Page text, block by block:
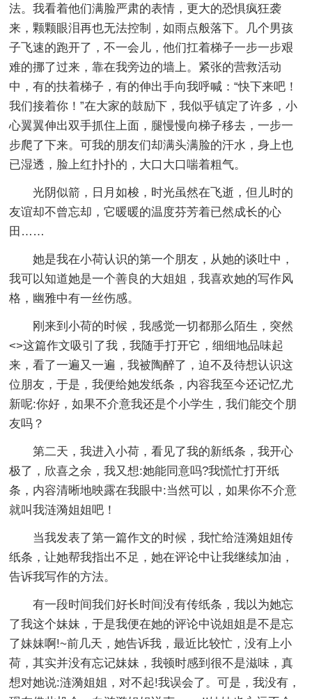
法。我看着他们满脸严肃的表情，更大的恐惧疯狂袭
来，颗颗眼泪再也无法控制，如雨点般落下。几个男孩
子飞速的跑开了，不一会儿，他们扛着梯子一步一步艰
难的挪了过来，靠在我旁边的墙上。紧张的营救活动
中，有的扶着梯子，有的伸出手向我呼喊：“快下来吧！
我们接着你！”在大家的鼓励下，我似乎镇定了许多，小
心翼翼伸出双手抓住上面，腿慢慢向梯子移去，一步一
步爬了下来。可我的朋友们却满头满脸的汗水，身上也
已湿透，脸上红扑扑的，大口大口喘着粗气。
光阴似箭，日月如梭，时光虽然在飞逝，但儿时的
友谊却不曾忘却，它暖暖的温度芬芳着已然成长的心
田……
她是我在小荷认识的第一个朋友，从她的谈吐中，
我可以知道她是一个善良的大姐姐，我喜欢她的写作风
格，幽雅中有一丝伤感。
刚来到小荷的时候，我感觉一切都那么陌生，突然
<>这篇作文吸引了我，我随手打开它，细细地品味起
来，看了一遍又一遍，我被陶醉了，迫不及待想认识这
位朋友，于是，我便给她发纸条，内容我至今还记忆尤
新呢:你好，如果不介意我还是个小学生，我们能交个朋
友吗？
第二天，我进入小荷，看见了我的新纸条，我开心
极了，欣喜之余，我又想:她能同意吗?我慌忙打开纸
条，内容清晰地映露在我眼中:当然可以，如果你不介意
就叫我涟漪姐姐吧！
当我发表了第一篇作文的时候，我忙给涟漪姐姐传
纸条，让她帮我指出不足，她在评论中让我继续加油，
告诉我写作的方法。
有一段时间我们好长时间没有传纸条，我以为她忘
了我这个妹妹，于是我便在她的评论中说姐姐是不是忘
了妹妹啊!~前几天，她告诉我，最近比较忙，没有上小
荷，其实并没有忘记妹妹，我顿时感到很不是滋味，真
想对她说:涟漪姐姐，对不起!我误会了。可是，我没有，